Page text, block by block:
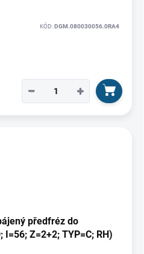
KÓD:DGM.080030056.0RA4
+
−
předfréz do
Z=2+2; TYP=C; RH)